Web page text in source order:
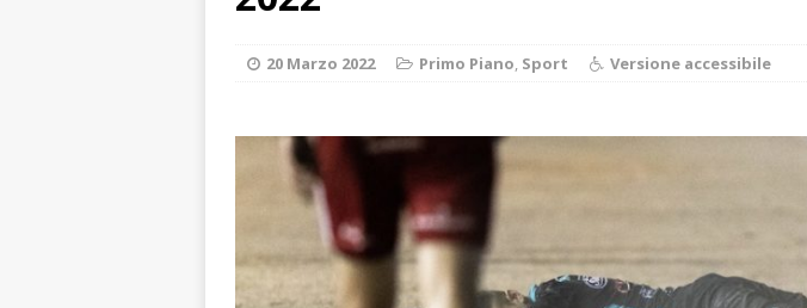
LANGHE
[ 8 Agosto 2026 ]
Cuneo, stretta della Polizia: controlli,
degrado
[ 8 Agosto 2026 ]
La festa di San Rocco dimostra che
paese attivo
LANGHE
20 Marzo 2022 Primo Piano, Sport Versione accessibile